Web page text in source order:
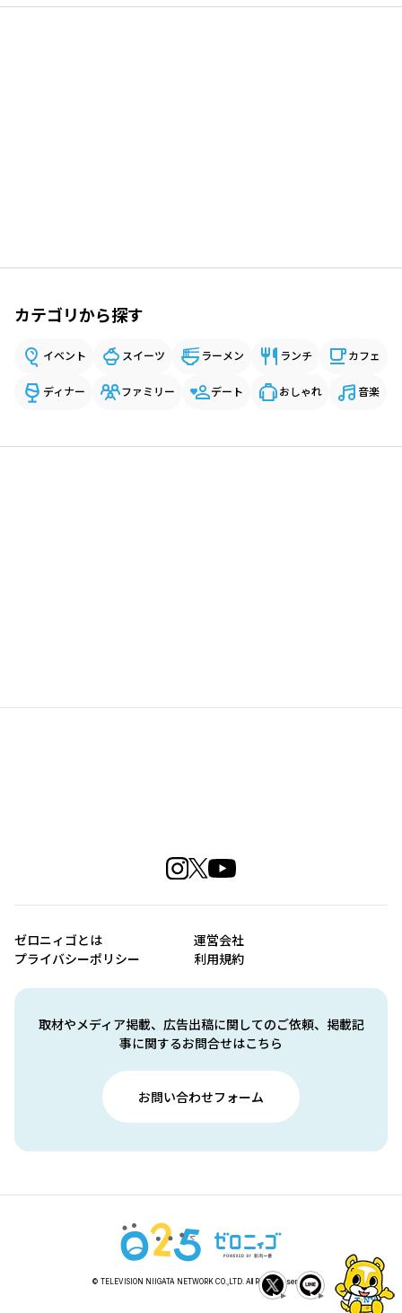
カテゴリから探す
イベント スイーツ ラーメン ランチ カフェ
ディナー ファミリー デート おしゃれ 音楽
取材やメディア掲載、広告出稿に関してのご依頼、掲載記
事に関するお問合せはこちら
お問い合わせフォーム
ゼロニィゴとは
運営会社
プライバシーポリシー
利用規約
© TELEVISION NIIGATA NETWORK CO.,LTD. All Rights Reserved